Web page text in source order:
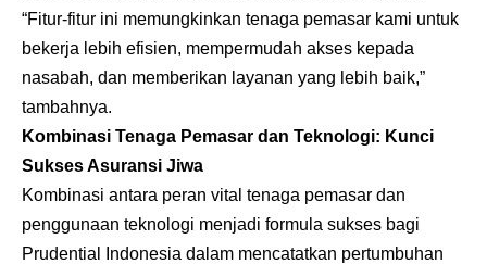
“Fitur-fitur ini memungkinkan tenaga pemasar kami untuk
bekerja lebih efisien, mempermudah akses kepada
nasabah, dan memberikan layanan yang lebih baik,”
tambahnya.
Kombinasi Tenaga Pemasar dan Teknologi: Kunci
Sukses Asuransi Jiwa
Kombinasi antara peran vital tenaga pemasar dan
penggunaan teknologi menjadi formula sukses bagi
Prudential Indonesia dalam mencatatkan pertumbuhan